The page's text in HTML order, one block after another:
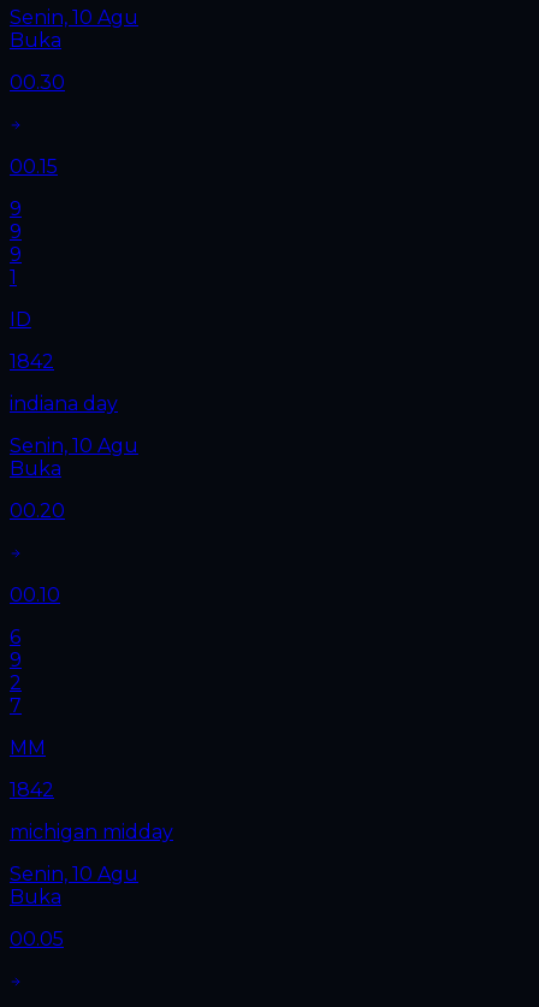
Senin, 10 Agu
Buka
00.30
00.15
9
9
9
1
ID
1842
indiana day
Senin, 10 Agu
Buka
00.20
00.10
6
9
2
7
MM
1842
michigan midday
Senin, 10 Agu
Buka
00.05